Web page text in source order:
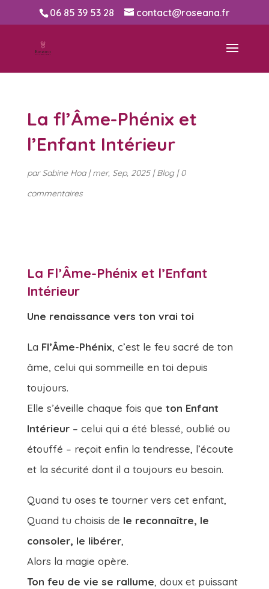
06 85 39 53 28 contact@roseana.fr
La fl’Âme-Phénix et
l’Enfant Intérieur
parSabine Hoa|mer, Sep, 2025|Blog|0
commentaires
La Fl’Âme-Phénix et l’Enfant
Intérieur
Une renaissance vers ton vrai toi
La Fl’Âme-Phénix, c’est le feu sacré de ton
âme, celui qui sommeille en toi depuis
toujours.
Elle s’éveille chaque fois que ton Enfant
Intérieur– celui qui a été blessé, oublié ou
étouffé – reçoit enfin la tendresse, l’écoute
et la sécurité dont il a toujours eu besoin.
Quand tu oses te tourner vers cet enfant,
Quand tu choisis de le reconnaître, le
consoler, le libérer,
Alors la magie opère.
Ton feu de vie se rallume, doux et puissant